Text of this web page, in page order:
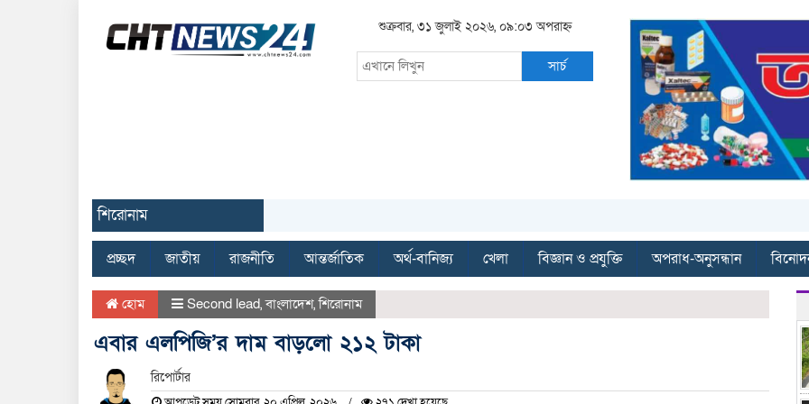
শুক্রবার, ৩১ জুলাই ২০২৬, ০৯:০৩ অপরাহ্ন
সার্চ
শিরোনাম
প্রচ্ছদ জাতীয় রাজনীতি আন্তর্জাতিক অর্থ-বানিজ্য খেলা বিজ্ঞান ও প্রযুক্তি অপরাধ-অনুসন্ধান
হোম Second lead,বাংলাদেশ,শিরোনাম
এবার এলপিজি’র দাম বাড়লো ২১২ টাকা
রিপোর্টার